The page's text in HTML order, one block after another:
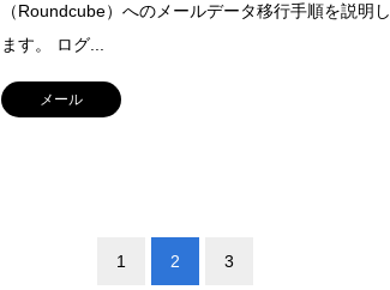
（Roundcube）へのメールデータ移行手順を説明し
ます。 ログ...
メール
1 2 3